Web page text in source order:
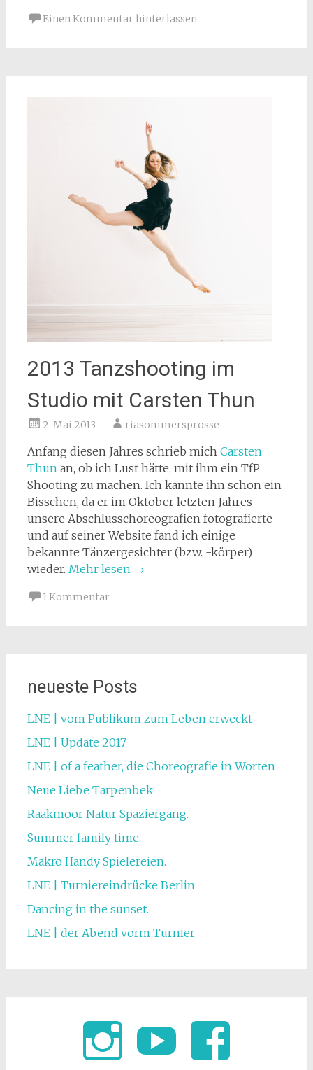
Einen Kommentar hinterlassen
2013 Tanzshooting im
Studio mit Carsten Thun
2. Mai 2013 riasommersprosse
Anfang diesen Jahres schrieb mich Carsten
Thunan, ob ich Lust hätte, mit ihm ein TfP
Shooting zu machen. Ich kannte ihn schon ein
Bisschen, da er im Oktober letzten Jahres
unsere Abschlusschoreografien fotografierte
und auf seiner Website fand ich einige
bekannte Tänzergesichter (bzw. -körper)
wieder. Mehr lesen →
1 Kommentar
neueste Posts
LNE | vom Publikum zum Leben erweckt
LNE | Update 2017
LNE | of a feather, die Choreografie in Worten
Neue Liebe Tarpenbek.
Raakmoor Natur Spaziergang.
Summer family time.
Makro Handy Spielereien.
LNE | Turniereindrücke Berlin
Dancing in the sunset.
LNE | der Abend vorm Turnier